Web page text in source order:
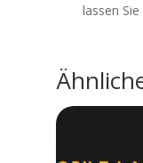
lassen